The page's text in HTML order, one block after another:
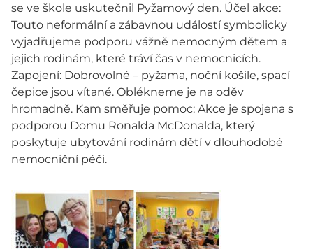
se ve škole uskutečnil Pyžamový den. Účel akce:
Touto neformální a zábavnou událostí symbolicky
vyjadřujeme podporu vážně nemocným dětem a
jejich rodinám, které tráví čas v nemocnicích.
Zapojení: Dobrovolné – pyžama, noční košile, spací
čepice jsou vítané. Oblékneme je na oděv
hromadně. Kam směřuje pomoc: Akce je spojena s
podporou Domu Ronalda McDonalda, který
poskytuje ubytování rodinám dětí v dlouhodobé
nemocniční péči.